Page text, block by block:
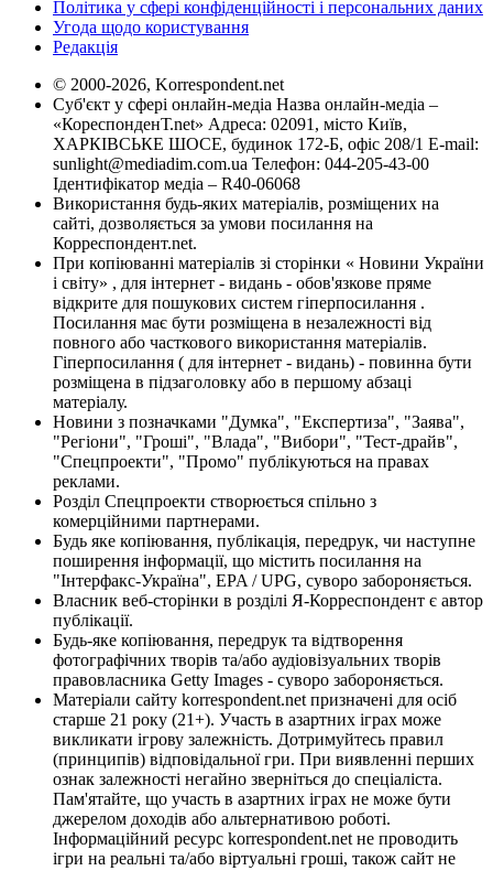
Політика у сфері конфіденційності і персональних даних
Угода щодо користування
Редакція
© 2000-2026, Korrespondent.net
Суб'єкт у сфері онлайн-медіа Назва онлайн-медіа –
«КореспонденТ.net» Адреса: 02091, місто Київ,
ХАРКІВСЬКЕ ШОСЕ, будинок 172-Б, офіс 208/1 E-mail:
sunlight@mediadim.com.ua Телефон: 044-205-43-00
Ідентифікатор медіа – R40-06068
Використання будь-яких матеріалів, розміщених на
сайті, дозволяється за умови посилання на
Корреспондент.net.
При копіюванні матеріалів зі сторінки « Новини України
і світу» , для інтернет - видань - обов'язкове пряме
відкрите для пошукових систем гіперпосилання .
Посилання має бути розміщена в незалежності від
повного або часткового використання матеріалів.
Гіперпосилання ( для інтернет - видань) - повинна бути
розміщена в підзаголовку або в першому абзаці
матеріалу.
Новини з позначками "Думка", "Експертиза", "Заява",
"Регіони", "Гроші", "Влада", "Вибори", "Тест-драйв",
"Спецпроекти", "Промо" публікуються на правах
реклами.
Розділ Спецпроекти створюється спільно з
комерційними партнерами.
Будь яке копіювання, публікація, передрук, чи наступне
поширення інформації, що містить посилання на
"Інтерфакс-Україна", EPA / UPG, суворо забороняється.
Власник веб-сторінки в розділі Я-Корреспондент є автор
публікації.
Будь-яке копіювання, передрук та відтворення
фотографічних творів та/або аудіовізуальних творів
правовласника Getty Images - суворо забороняється.
Матеріали сайту korrespondent.net призначені для осіб
старше 21 року (21+). Участь в азартних іграх може
викликати ігрову залежність. Дотримуйтесь правил
(принципів) відповідальної гри. При виявленні перших
ознак залежності негайно зверніться до спеціаліста.
Пам'ятайте, що участь в азартних іграх не може бути
джерелом доходів або альтернативою роботі.
Інформаційний ресурс korrespondent.net не проводить
ігри на реальні та/або віртуальні гроші, також сайт не